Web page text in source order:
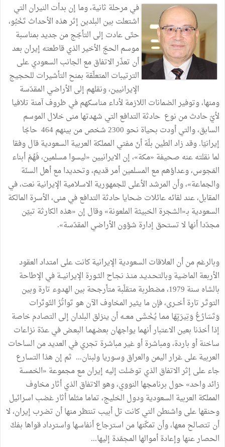
في مرحلة ثانية،وما إن بدأت النيران التي
اشتعلت بين البلدين إثرهذه الأحداث تَخْبُو،
حتّىعادت إلى التأجّجمنجديدبمناسبة
موسم الحجّ الأخيرالذيقاطعته إيران بعد
أن تعذّرالاتفاقمع الجانب السعوديعلى
الترتيبات المتعلّقة بمنح التأشيرات للحجيج
الإيرانيين،ونقلهم إلى الأراضي المقدّسة
ومنها،وتوفيرالضمانات اللازمة لأداءمناسكهمفي ظروفآمنة تلافيا
لأيّحادثمن نوع حادثة التدافع التي شهدتهامنىخلال الموسم
السابق،والتيأودت بحياة نحو2300شخصمن بينهم464 حاجّا
إيرانيّا.وقدزادالطين بلّةأنّمفتي المملكة العربية السعوديةقالوفقا
لما نقلتهعنه صحيفة «مكة»،إن الايرانيين «ليسوامسلمين،فَهُمْأبناء
المَجوس،وعداؤهممع المسلمينأمرقديم،وتحديدامعأهل السنّة
والجماعة»،وأن المرشدالأعلى للجمهورية الاسلامية الإيرانية نعت،في
المقابل،عندلقائهعائلات ضحاياحادثة التدافعفيمنى،الأسرة المالكة
السعودية بـ«الشجرة الخبيثة الملعونة»وقال إن «هذه الكارثة تبيّن
مجدّداأنها لاتستحق إدارة شؤون الأراضي المقدّسة»
.
وبالرغممنأن العلاقات السعودية الإيرانيةكانتعلى امتدادالعقود
الأربعة الماضيةوبالتحـديـدمنـذنجـاح الثـورة الإيرانيــةفي الإطاحة
بالشاه سنة 1979، مضطربةمتقلّبةمتأرجحة بين الهدوء تارةوبين
التوتّـرتارةأخــرى،فإنما يثيرالمخاوف الآن هوتَواتُرُالتّوتّرات
وَتَسَارُعُوَتِيرَتٍهَاممـا يُخْشَىمعــهأن ينزلق البلدان إلى التصادمخاصة
إذاأخذنا بعين الاعتبارأنهما يواجهان بعضهمـا البعـضفيعدّة نزاعات
ساخنةأوباردة،ومباشرةأوغيرمباشرة تجريفي العديدمن الساحات
العربيةعلىغراراليمنوالعراقوسورياولبنان... ثم إن هذا التسارع
جاءعلى إثرالاتفاق الذي توصّلت إليه إيرانمعمجموعة «الخمسة
زائدواحد»حول برنامجها النووي،وهوالاتفاق الذيأثارمخاوف
المملكة العربية السعوديةودول الخليج،تمامامثلماأثارغضب اسرائيل
وحنقهاعلىواشنطن التيكانت تلأبيب تنتظرمنهاأن تضرب إيران،لا
أن تتصالحمعها،وأن تمكّنهامن استرجاعأنفاسهاواستردادقواها بفكّ
الحصارعنهاوإعادةأموالها المجمّدة إليها...